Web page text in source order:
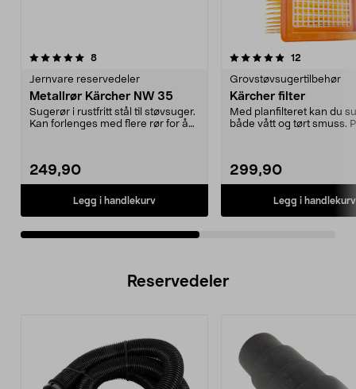
8anmeldelser
Jernvare reservedeler
Metallrør Kärcher NW 35
Sugerør i rustfritt stål til støvsuger.
Kan forlenges med flere rør for å
249,90
Legg i handlekurv
5.0av 5 stjerner 12
Grovstøvsugertilbehør
Kärcher filter
Med planfilteret kan du
både vått og tørt smuss.
299,90
Legg i handlekurv
4.5av 5 stjerner
Reservedeler